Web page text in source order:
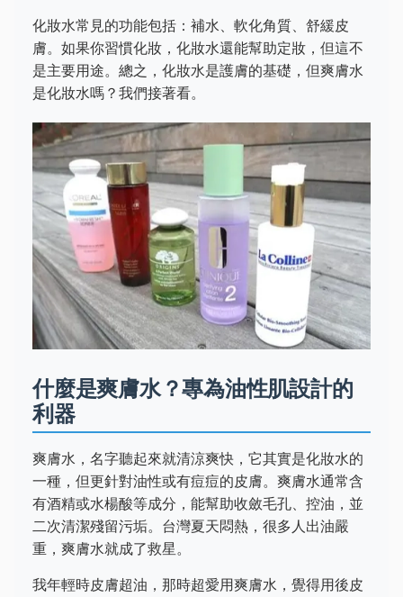
化妝水常見的功能包括：補水、軟化角質、舒緩皮
膚。如果你習慣化妝，化妝水還能幫助定妝，但這不
是主要用途。總之，化妝水是護膚的基礎，但爽膚水
是化妝水嗎？我們接著看。
什麼是爽膚水？專為油性肌設計的
利器
爽膚水，名字聽起來就清涼爽快，它其實是化妝水的
一種，但更針對油性或有痘痘的皮膚。爽膚水通常含
有酒精或水楊酸等成分，能幫助收斂毛孔、控油，並
二次清潔殘留污垢。台灣夏天悶熱，很多人出油嚴
重，爽膚水就成了救星。
我年輕時皮膚超油，那時超愛用爽膚水，覺得用後皮